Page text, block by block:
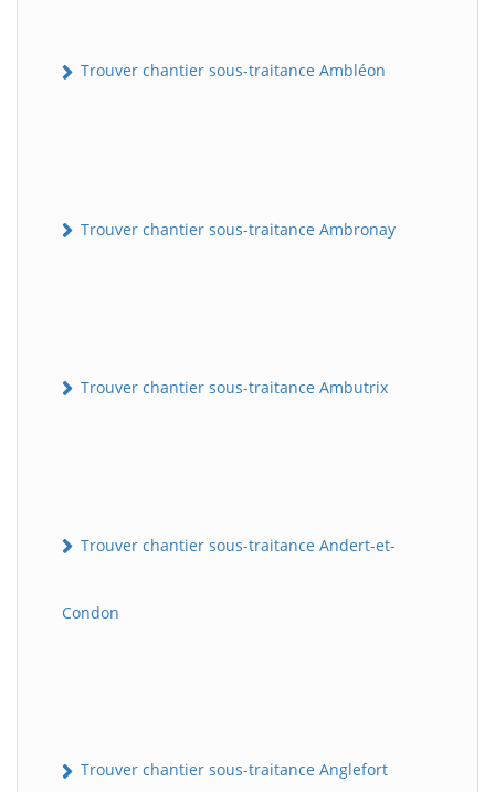
Trouver chantier sous-traitance Ambléon
Trouver chantier sous-traitance Ambronay
Trouver chantier sous-traitance Ambutrix
Trouver chantier sous-traitance Andert-et-
Condon
Trouver chantier sous-traitance Anglefort